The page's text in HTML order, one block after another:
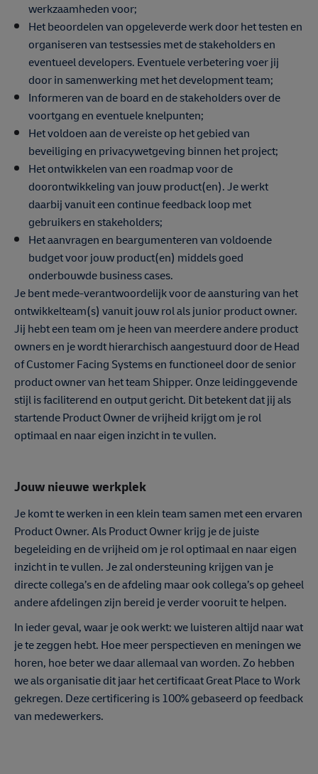
werkzaamheden voor;
Het beoordelen van opgeleverde werk door het testen en
organiseren van testsessies met de stakeholders en
eventueel developers. Eventuele verbetering voer jij
door in samenwerking met het development team;
Informeren van de board en de stakeholders over de
voortgang en eventuele knelpunten;
Het voldoen aan de vereiste op het gebied van
beveiliging en privacywetgeving binnen het project;
Het ontwikkelen van een roadmap voor de
doorontwikkeling van jouw product(en). Je werkt
daarbij vanuit een continue feedback loop met
gebruikers en stakeholders;
Het aanvragen en beargumenteren van voldoende
budget voor jouw product(en) middels goed
onderbouwde business cases.
Je bent mede-verantwoordelijk voor de aansturing van het
ontwikkelteam(s) vanuit jouw rol als junior product owner.
Jij hebt een team om je heen van meerdere andere product
owners en je wordt hierarchisch aangestuurd door de Head
of Customer Facing Systems en functioneel door de senior
product owner van het team Shipper. Onze leidinggevende
stijl is faciliterend en output gericht. Dit betekent dat jij als
startende Product Owner de vrijheid krijgt om je rol
optimaal en naar eigen inzicht in te vullen.
Jouw nieuwe werkplek
Je komt te werken in een klein team samen met een ervaren
Product Owner. Als Product Owner krijg je de juiste
begeleiding en de vrijheid om je rol optimaal en naar eigen
inzicht in te vullen. Je zal ondersteuning krijgen van je
directe collega’s en de afdeling maar ook collega’s op geheel
andere afdelingen zijn bereid je verder vooruit te helpen.
In ieder geval, waar je ook werkt: we luisteren altijd naar wat
je te zeggen hebt. Hoe meer perspectieven en meningen we
horen, hoe beter we daar allemaal van worden. Zo hebben
we als organisatie dit jaar het certificaat Great Place to Work
gekregen. Deze certificering is 100% gebaseerd op feedback
van medewerkers.